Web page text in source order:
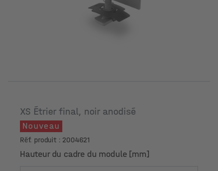
Hauteur du cadre du module [mm]
XS Étrier final, noir anodisé
Nouveau
Réf. produit : 2004621
Hauteur du cadre du module [mm]